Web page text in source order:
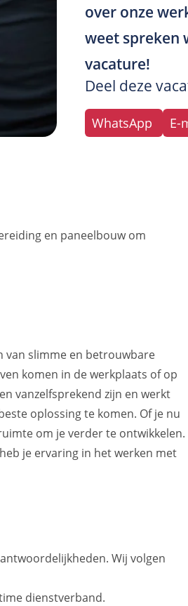
over onze
weet spreken
vacature!
Deel deze
WhatsApp E-
en paneelbouw om
van slimme en betrouwbare
komen in de werkplaats of op
vanzelfsprekend zijn en werkt
oplossing te komen. Of je nu
om je verder te ontwikkelen.
je ervaring in het werken met
Wij volgen
dienstverband.